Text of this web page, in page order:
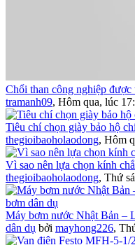
Chổi than công nghiệp
tramanh09, Hôm qua, lúc
Tiêu chí chọn giày bảo hộ
thegioibaoholaodong, Hôm
Vì sao nên lựa chọn kính
thegioibaoholaodong, Thứ
Máy bơm nước Nhật Bản –
dân dụ bởi mayhong226,